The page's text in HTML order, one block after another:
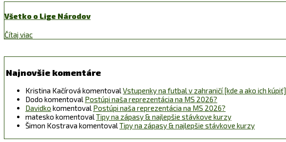
Všetko o Lige Národov
Čítaj viac
Najnovšie komentáre
Kristina Kačírová komentovalVstupenky na futbal v zahraničí [kde a ako ich kúpiť]
Dodo komentoval Postúpi naša reprezentácia na MS 2026?
Davidko komentoval Postúpi naša reprezentácia na MS 2026?
matesko komentovalTipy na zápasy & najlepšie stávkove kurzy
Šimon Kostrava komentovalTipy na zápasy & najlepšie stávkove kurzy